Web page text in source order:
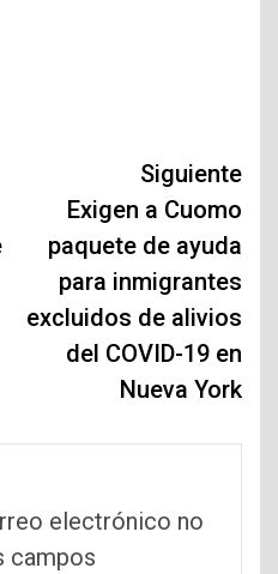
Siguiente
Exigen a Cuomo
paquete de ayuda
para inmigrantes
excluidos de alivios
del COVID-19 en
Nueva York
electrónico no
campos